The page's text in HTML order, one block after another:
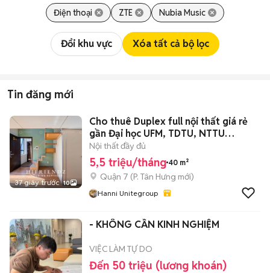
Điện thoại ZTE Nubia Music
Đổi khu vực Xóa tất cả bộ lọc
Tin đăng mới
37 giây trước 10
Cho thuê Duplex full nội thất giá rẻ
gần Đại học UFM, TDTU, NTTU…
Nội thất đầy đủ
5,5 triệu/tháng 40 m²
Quận 7 (P. Tân Hưng mới)
Hanni Unitegroup
- KHÔNG CẦN KINH NGHIỆM
VIỆC LÀM TỰ DO
Đến 50 triệu (lương khoán)